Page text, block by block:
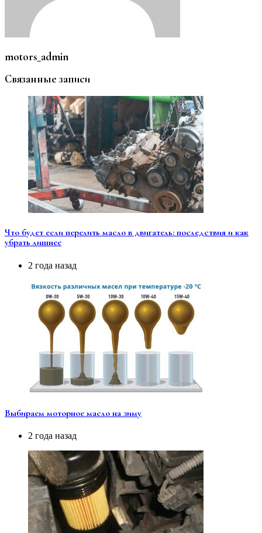
motors_admin
Связанные записи
Что будет если перелить масло в двигатель: последствия и как
убрать лишнее
2 года назад
Выбираем моторное масло на зиму
2 года назад